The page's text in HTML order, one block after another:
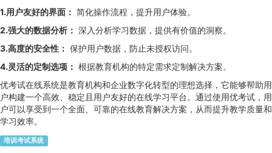
1.用户友好的界面： 简化操作流程，提升用户体验。
2.强大的数据分析： 深入分析学习数据，提供有价值的洞察。
3.高度的安全性： 保护用户数据，防止未授权访问。
4.灵活的定制选项： 根据教育机构的特定需求定制解决方案。
优考试在线系统是教育机构和企业数字化转型的理想选择，它能够帮助用
户构建一个高效、稳定且用户友好的在线学习平台。通过使用优考试，用
户可以享受到一个全面、可靠的在线教育解决方案，从而提升教学质量和
学习效率。
培训考试系统